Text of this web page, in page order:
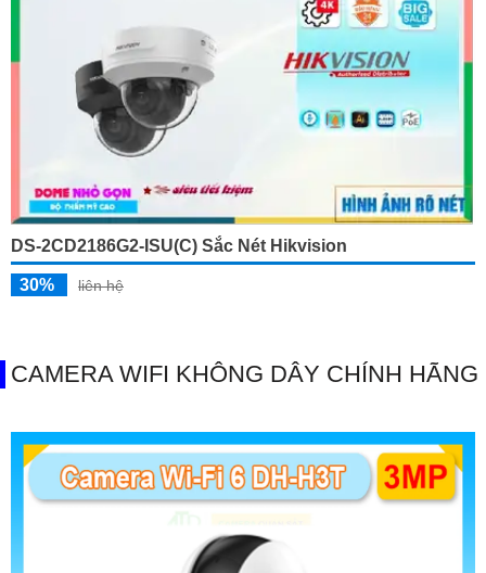
DS-2CD2186G2-ISU(C) Sắc Nét Hikvision
30% liên hệ
CAMERA WIFI KHÔNG DÂY CHÍNH HÃNG